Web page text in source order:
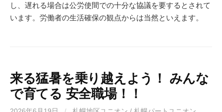
し、遅れる場合は公労使間での十分な協議を要するとされて
います。労働者の生活確保の観点からは当然といえます。
来る猛暑を乗り越えよう！ みんな
で育てる 安全職場！！